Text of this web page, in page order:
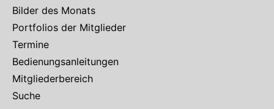
Bilder des Monats
Portfolios der Mitglieder
Termine
Bedienungsanleitungen
Mitgliederbereich
Suche